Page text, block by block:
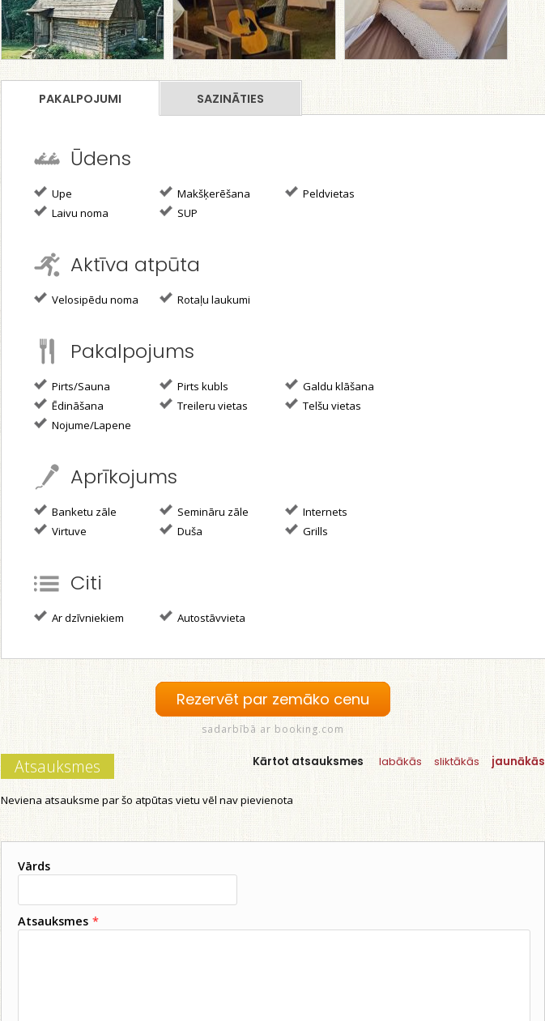
PAKALPOJUMI SAZINĀTIES
Ūdens
Upe Makšķerēšana
Peldvietas
Laivu noma
SUP
Aktīva atpūta
Velosipēdu noma Rotaļu laukumi
Pakalpojums
Pirts/Sauna Pirts kubls
Galdu klāšana
Ēdināšana
Treileru vietas
Telšu vietas
Nojume/Lapene
Aprīkojums
Banketu zāle Semināru zāle
Internets
Virtuve
Duša Grills
Citi
Ar dzīvniekiem Autostāvvieta
Rezervēt par zemāko cenu
sadarbībā ar booking.com
Kārtot atsauksmes labākās sliktākās jaunākās
Atsauksmes
Neviena atsauksme par šo atpūtas vietu vēl nav pievienota
Vārds
Atsauksmes *